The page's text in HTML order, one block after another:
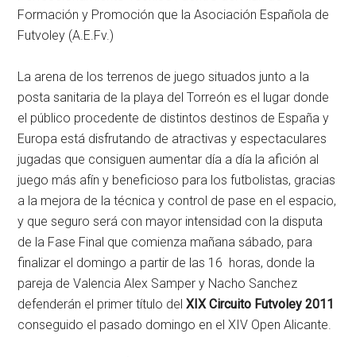
Formación y Promoción que la Asociación Española de
Futvoley (A.E.Fv.)
La arena de los terrenos de juego situados junto a la
posta sanitaria de la playa del Torreón es el lugar donde
el público procedente de distintos destinos de España y
Europa está disfrutando de atractivas y espectaculares
jugadas que consiguen aumentar día a día la afición al
juego más afín y beneficioso para los futbolistas, gracias
a la mejora de la técnica y control de pase en el espacio,
y que seguro será con mayor intensidad con la disputa
de la Fase Final que comienza mañana sábado, para
finalizar el domingo a partir de las 16 horas, donde la
pareja de Valencia Alex Samper y Nacho Sanchez
defenderán el primer título delXIX Circuito Futvoley 2011
conseguido el pasado domingo en el XIV Open Alicante.